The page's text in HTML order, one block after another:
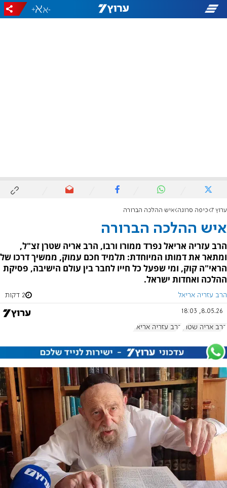
-
+
ערוץ 7 כיפה סרוגה איש ההלכה הברורה
איש ההלכה הברורה
הרב עזריה אריאל נפרד ממורו ורבו, הרב אריה שטרן זצ"ל,
ומתאר את דמותו המיוחדת: תלמיד חכם עמוק, ממשיך דרכו של
הראי"ה קוק, ומי שפעל כל חייו לחבר בין עולם הישיבה, פסיקת
ההלכה ואחדות ישראל.
הרב עזריה אריאל 2 דקות
8.05.26, 18:03
הרב אריה שטרן הרב עזריה אריאל